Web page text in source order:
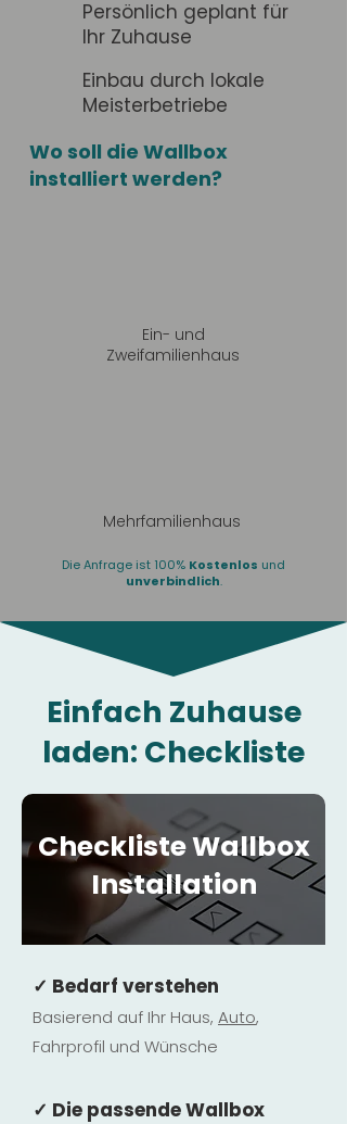
Persönlich geplant für
Ihr Zuhause
Einbau durch lokale
Meisterbetriebe
Wo soll die Wallbox
installiert werden?
Ein- und
Zweifamilienhaus
Mehrfamilienhaus
Die Anfrage ist 100% Kostenlos und
unverbindlich.
Einfach Zuhause
laden: Checkliste
Checkliste Wallbox
Installation
✓ Bedarf verstehen
Basierend auf Ihr Haus, Auto,
Fahrprofil und Wünsche
✓ Die passende Wallbox